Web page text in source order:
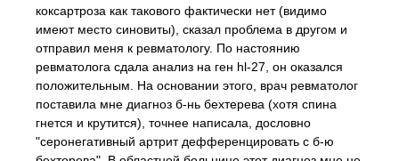
коксартроза как такового фактически нет (видимо
имеют место синовиты), сказал проблема в другом и
отправил меня к ревматологу. По настоянию
ревматолога сдала анализ на ген hl-27, он оказался
положительным. На основании этого, врач ревматолог
поставила мне диагноз б-нь бехтерева (хотя спина
гнется и крутится), точнее написала, дословно
"серонегативный артрит дефференцировать с б-ю